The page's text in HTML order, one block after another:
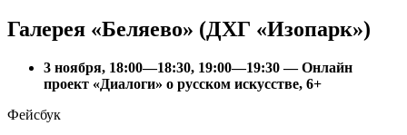
Галерея «Беляево» (ДХГ «Изопарк»)
3 ноября, 18:00—18:30, 19:00—19:30 — Онлайн
проект «Диалоги» о русском искусстве, 6+
Фейсбук